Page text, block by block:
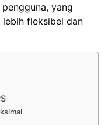
yang
lebih fleksibel dan